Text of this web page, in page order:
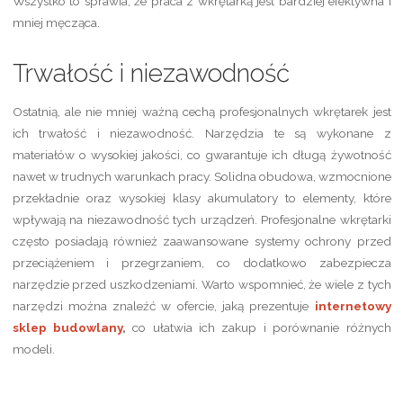
mniej męcząca.
Trwałość i niezawodność
Ostatnią, ale nie mniej ważną cechą profesjonalnych wkrętarek jest
ich trwałość i niezawodność. Narzędzia te są wykonane z
materiałów o wysokiej jakości, co gwarantuje ich długą żywotność
nawet w trudnych warunkach pracy. Solidna obudowa, wzmocnione
przekładnie oraz wysokiej klasy akumulatory to elementy, które
wpływają na niezawodność tych urządzeń. Profesjonalne wkrętarki
często posiadają również zaawansowane systemy ochrony przed
przeciążeniem i przegrzaniem, co dodatkowo zabezpiecza
narzędzie przed uszkodzeniami. Warto wspomnieć, że wiele z tych
narzędzi można znaleźć w ofercie, jaką prezentuje internetowy
sklep budowlany, co ułatwia ich zakup i porównanie różnych
modeli.